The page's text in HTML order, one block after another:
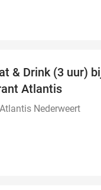
& Drink (3 uur)
Atlantis
Nederweert